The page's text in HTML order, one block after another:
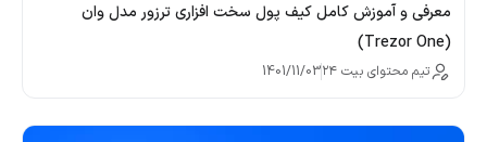
معرفی و آموزش کامل کیف پول سخت افزاری ترزور مدل وان
(Trezor One)
تیم محتوای بیت ۲۴ 1401/11/03